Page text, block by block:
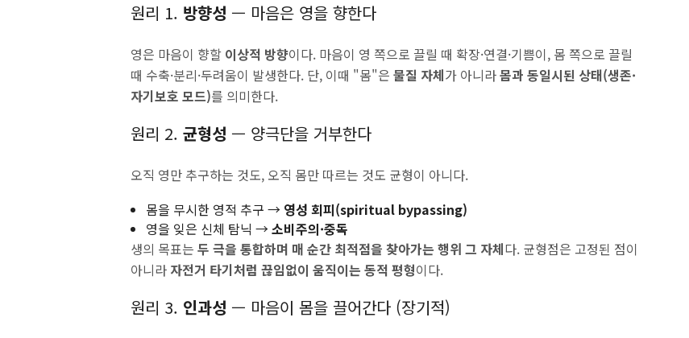
원리 1. 방향성 — 마음은 영을 향한다
영은 마음이 향할 이상적 방향이다. 마음이 영 쪽으로 끌릴 때 확장·연결·기쁨이, 몸 쪽으로 끌릴
때 수축·분리·두려움이 발생한다. 단, 이때 "몸"은 물질 자체가 아니라몸과 동일시된 상태(생존·
자기보호 모드)를 의미한다.
원리 2. 균형성 — 양극단을 거부한다
오직 영만 추구하는 것도, 오직 몸만 따르는 것도 균형이 아니다.
몸을 무시한 영적 추구 → 영성 회피(spiritual bypassing)
영을 잊은 신체 탐닉 →소비주의·중독
생의 목표는 두 극을 통합하며 매 순간 최적점을 찾아가는 행위 그 자체다. 균형점은 고정된 점이
아니라 자전거 타기처럼 끊임없이 움직이는 동적 평형이다.
원리 3. 인과성 — 마음이 몸을 끌어간다 (장기적)